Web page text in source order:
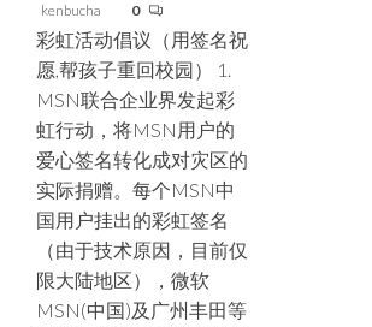
kenbucha
0
彩虹活动倡议（用签名祝
愿,帮孩子重回校园） 1.
MSN联合企业界发起彩
虹行动，将MSN用户的
爱心签名转化成对灾区的
实际捐赠。每个MSN中
国用户挂出的彩虹签名
（由于技术原因，目前仅
限大陆地区），微软
MSN(中国)及广州丰田等